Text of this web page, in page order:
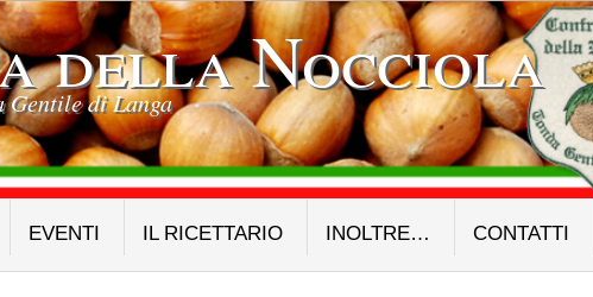
della Nocciola
Gentile di Langa
EVENTI IL RICETTARIO INOLTRE… CONTATTI